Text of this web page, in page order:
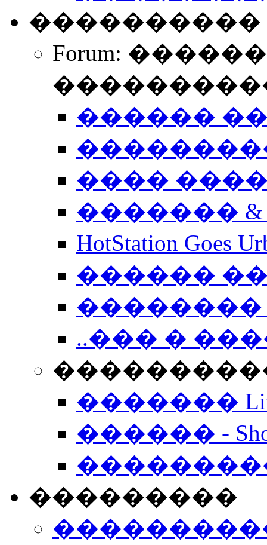
����������
Forum:
������
����
�������
HotStation
������
��������
..��� �
����������
�������
������ -
���������